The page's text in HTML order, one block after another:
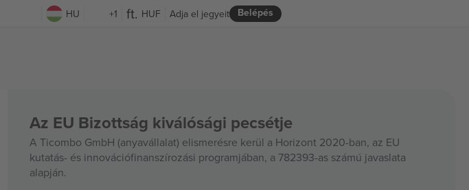
HU +1 HUF Belépés
Adja el jegyeit
Az EU Bizottság kiválósági pecsétje
A Ticombo GmbH (anyavállalat) elismerésre kerül a Horizont 2020-ban, az EU
kutatás- és innovációfinanszírozási programjában, a 782393-as számú javaslata
alapján.